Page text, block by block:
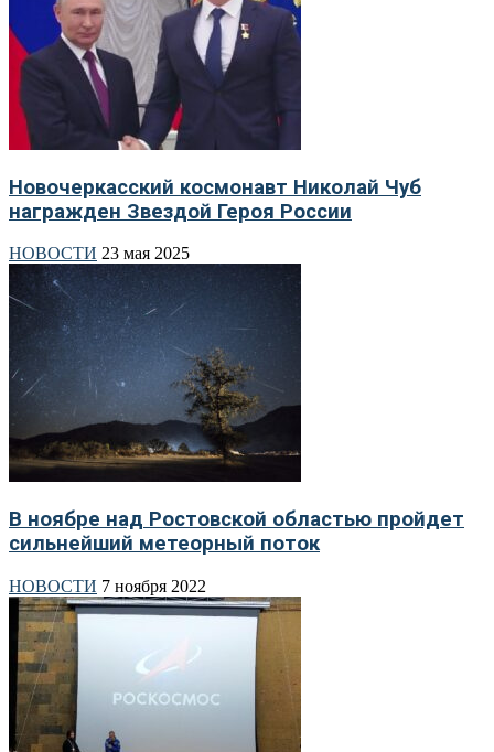
Новочеркасский космонавт Николай Чуб
награжден Звездой Героя России
НОВОСТИ 23 мая 2025
В ноябре над Ростовской областью пройдет
сильнейший метеорный поток
НОВОСТИ 7 ноября 2022